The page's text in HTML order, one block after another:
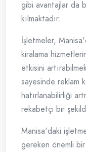
gibi avantajlar da
kılmaktadır.
İşletmeler,
kiralama
etkisini
sayesinde reklam
hatırlanabilirliği
rekabetçi bir
Manisa'daki
gereken önemli